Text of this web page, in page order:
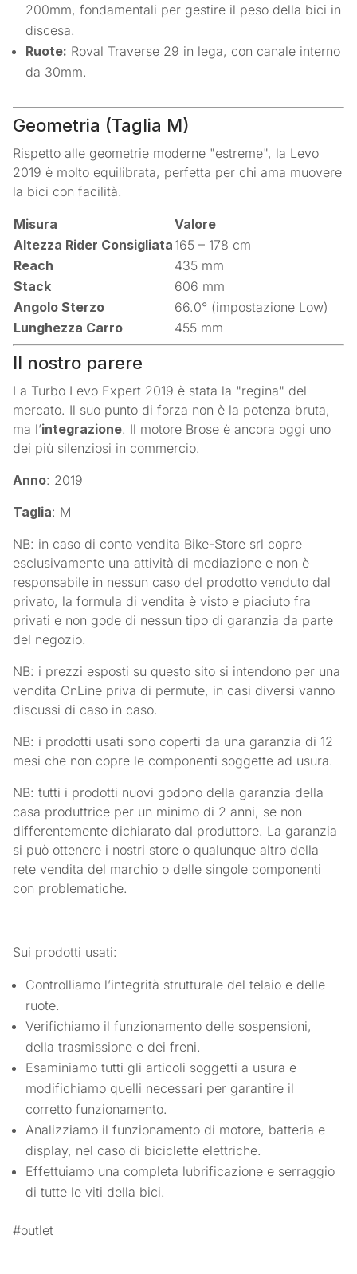
200mm, fondamentali per gestire il peso della bici in
discesa.
Ruote: Roval Traverse 29 in lega, con canale interno
da 30mm.
Geometria (Taglia M)
Rispetto alle geometrie moderne "estreme", la Levo
2019 è molto equilibrata, perfetta per chi ama muovere
la bici con facilità.
Misura
Valore
Altezza Rider Consigliata 165 – 178 cm
Reach
435 mm
Stack
606 mm
Angolo Sterzo
66.0° (impostazione Low)
Lunghezza Carro
455 mm
Il nostro parere
La Turbo Levo Expert 2019 è stata la "regina" del
mercato. Il suo punto di forza non è la potenza bruta,
ma l’integrazione. Il motore Brose è ancora oggi uno
dei più silenziosi in commercio.
Anno: 2019
Taglia: M
NB: in caso di conto vendita Bike-Store srl copre
esclusivamente una attività di mediazione e non è
responsabile in nessun caso del prodotto venduto dal
privato, la formula di vendita è visto e piaciuto fra
privati e non gode di nessun tipo di garanzia da parte
del negozio.
NB: i prezzi esposti su questo sito si intendono per una
vendita OnLine priva di permute, in casi diversi vanno
discussi di caso in caso.
NB: i prodotti usati sono coperti da una garanzia di 12
mesi che non copre le componenti soggette ad usura.
NB: tutti i prodotti nuovi godono della garanzia della
casa produttrice per un minimo di 2 anni, se non
differentemente dichiarato dal produttore. La garanzia
si può ottenere i nostri store o qualunque altro della
rete vendita del marchio o delle singole componenti
con problematiche.
Sui prodotti usati:
Controlliamo l’integrità strutturale del telaio e delle
ruote.
Verifichiamo il funzionamento delle sospensioni,
della trasmissione e dei freni.
Esaminiamo tutti gli articoli soggetti a usura e
modifichiamo quelli necessari per garantire il
corretto funzionamento.
Analizziamo il funzionamento di motore, batteria e
display, nel caso di biciclette elettriche.
Effettuiamo una completa lubrificazione e serraggio
di tutte le viti della bici.
#outlet